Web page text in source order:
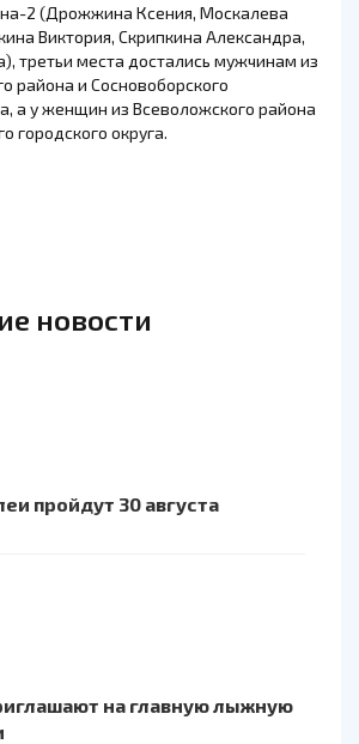
2 (Дрожжина Ксения, Москалева
Виктория, Скрипкина Александра,
третьи места достались мужчинам из
района и Сосновоборского
а у женщин из Всеволожского района
городского округа.
новости
пройдут 30 августа
на главную лыжную